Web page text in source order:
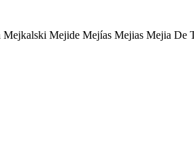
Mejkalski Mejide Mejías Mejias Mejia De